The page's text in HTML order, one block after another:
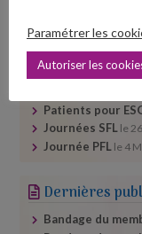
Prochains
Patients pour
Journées SFL le
Journée PFL le 4
Dernières
Bandage du
Paramétrer les
Autoriser les